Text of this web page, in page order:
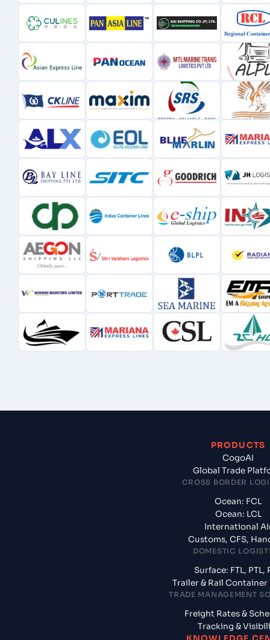
PRODUCTS
CogoAI
Global Trade
CROSS BORDER
Ocean: FCL
Ocean: LCL
International
Customs, CFS,
DOMESTIC
Surface: FTL, PTL,
Trailer & Rail Container
TRADE MANAGEMENT
Freight Rates &
Tracking &